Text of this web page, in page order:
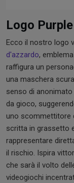
Logo
Ecco il nostro logo
d'azzardo,
raffigura un
una maschera
senso di
da gioco,
uno scommettitore
scritta in grassetto
rappresentare
il rischio. Ispira
che sarà il volto
videogiochi